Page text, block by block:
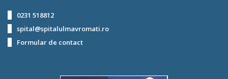
0231 518812
spital@spitalulmavromati.ro
Formular de contact